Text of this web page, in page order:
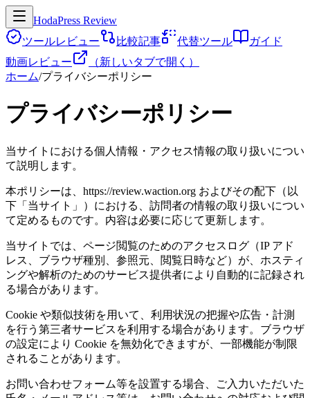
HodaPress Review
ツールレビュー
比較記事 代替ツール
ガイド
動画レビュー
（新しいタブで開く）
ホーム/プライバシーポリシー
プライバシーポリシー
当サイトにおける個人情報・アクセス情報の取り扱いについ
て説明します。
本ポリシーは、 https://review.waction.org およびその配下（以
下「当サイト」）における、訪問者の情報の取り扱いについ
て定めるものです。内容は必要に応じて更新します。
当サイトでは、ページ閲覧のためのアクセスログ（IP アド
レス、ブラウザ種別、参照元、閲覧日時など）が、ホスティ
ングや解析のためのサービス提供者により自動的に記録され
る場合があります。
Cookie や類似技術を用いて、利用状況の把握や広告・計測
を行う第三者サービスを利用する場合があります。ブラウザ
の設定により Cookie を無効化できますが、一部機能が制限
されることがあります。
お問い合わせフォーム等を設置する場合、ご入力いただいた